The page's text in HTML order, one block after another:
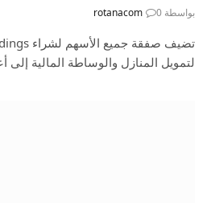
بواسطة rotanacom 0
لتمويل المنازل والوساطة المالية إلى